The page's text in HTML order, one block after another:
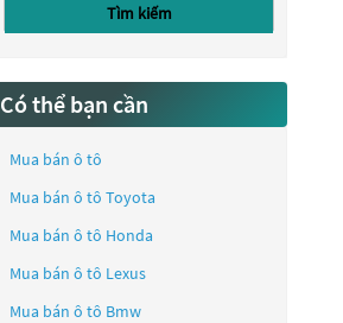
Tìm kiếm
Có thể bạn cần
Mua bán ô tô
Mua bán ô tô Toyota
Mua bán ô tô Honda
Mua bán ô tô Lexus
Mua bán ô tô Bmw